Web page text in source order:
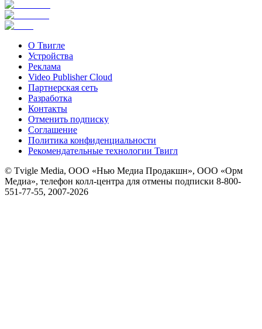
О Твигле
Устройства
Реклама
Video Publisher Cloud
Партнерская сеть
Разработка
Контакты
Отменить подписку
Соглашение
Политика конфиденциальности
Рекомендательные технологии Твигл
© Tvigle Media, ООО «Нью Медиа Продакшн», ООО «Орм
Медиа», телефон колл-центра для отмены подписки 8-800-
551-77-55, 2007-2026